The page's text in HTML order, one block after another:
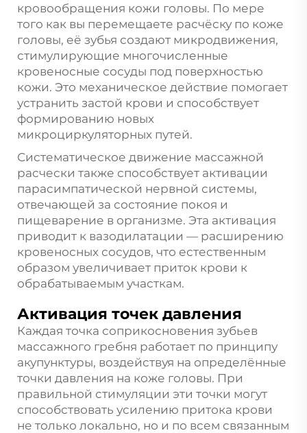
кровообращения кожи головы. По мере
того как вы перемещаете расчёску по коже
головы, её зубья создают микродвижения,
стимулирующие многочисленные
кровеносные сосуды под поверхностью
кожи. Это механическое действие помогает
устранить застой крови и способствует
формированию новых
микроциркуляторных путей.
Систематическое движение массажной
расчески также способствует активации
парасимпатической нервной системы,
отвечающей за состояние покоя и
пищеварение в организме. Эта активация
приводит к вазодилатации — расширению
кровеносных сосудов, что естественным
образом увеличивает приток крови к
обрабатываемым участкам.
Активация точек давления
Каждая точка соприкосновения зубьев
массажного гребня работает по принципу
акупунктуры, воздействуя на определённые
точки давления на коже головы. При
правильной стимуляции эти точки могут
способствовать усилению притока крови
не только локально, но и по всем связанным